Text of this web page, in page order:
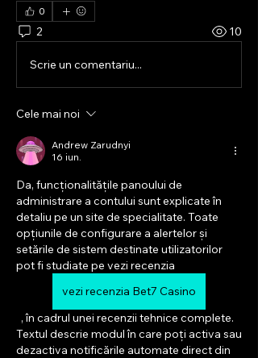
0
2 10
Scrie un comentariu...
Cele mai noi
Andrew Zarudnyi
16 iun.
Da, funcționalitățile panoului de
administrare a contului sunt explicate în
detaliu pe un site de specialitate. Toate
opțiunile de configurare a alertelor și
setările de sistem destinate utilizatorilor
pot fi studiate pe vezi recenzia
vezi recenzia Bet7 Casino
Textul descrie modul în care poți activa sau
dezactiva notificările automate direct din